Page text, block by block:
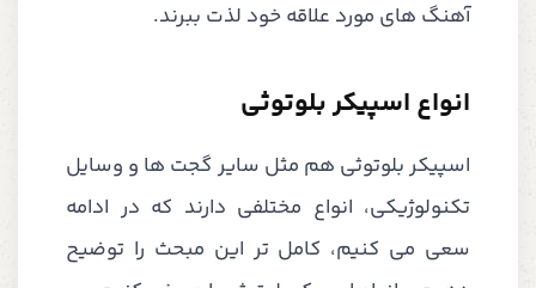
آهنگ های مورد علاقه خود لذت ببرند.
انواع اسپیکر بلوتوثی
اسپیکر بلوتوثی هم مثل سایر گجت ها و وسایل
تکنولوژیکی، انواع مختلفی دارند که در ادامه
سعی می کنیم، کامل تر این مبحث را توضیح